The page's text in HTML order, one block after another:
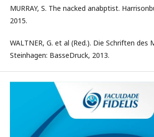
MURRAY, S. The nacked anabptist.
2015.
WALTNER, G. et al (Red.). Die Schriften des
Steinhagen: BasseDruck, 2013.